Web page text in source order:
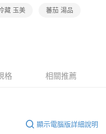
藏 玉美 蕃茄 湯品
格 相關推薦
顯示電腦版詳細說明